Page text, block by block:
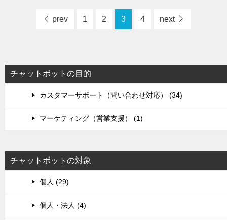
prev 1 2 3 4 next
チャットボットの目的
カスタマーサポート（問い合わせ対応） (34)
マーケティング（営業支援） (1)
チャットボットの対象
個人 (29)
個人・法人 (4)